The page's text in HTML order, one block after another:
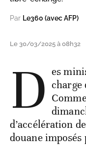
Par Le360 (avec AFP)
Le 30/03/2025 à 08h32
D es
charge
d’accélération
douane